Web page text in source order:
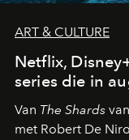
ART & CULTURE
Netflix,
series die in
Van The Shards
met Robert De